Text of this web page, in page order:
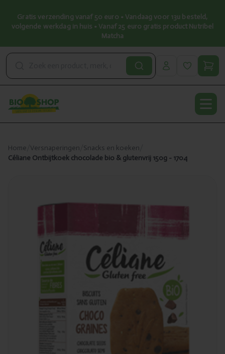
Gratis verzending vanaf 50 euro • Vandaag voor 13u besteld,
volgende werkdag in huis • Vanaf 25 euro gratis product Nutribel
Matcha
Home Versnaperingen Snacks en koeken
Céliane Ontbijtkoek chocolade bio & glutenvrij 150g - 1704